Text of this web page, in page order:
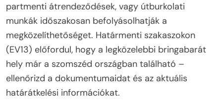
partmenti átrendeződések, vagy útburkolati
munkák időszakosan befolyásolhatják a
megközelíthetőséget. Határmenti szakaszokon
(EV13) előfordul, hogy a legközelebbi bringabarát
hely már a szomszéd országban található –
ellenőrizd a dokumentumaidat és az aktuális
határátkelési információkat.